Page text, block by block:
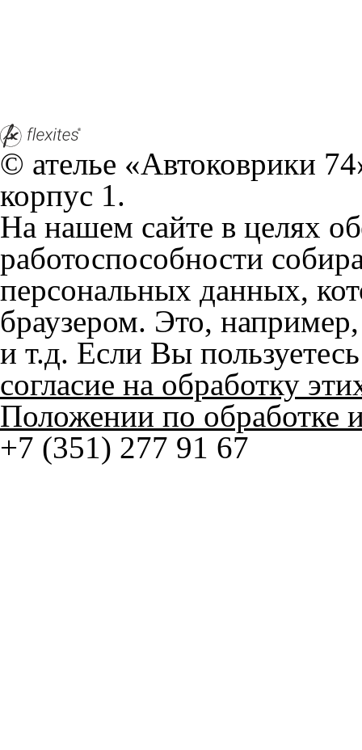
персональных данных,
браузером. Это,
и т.д. Если Вы
согласие на обработку
Положении по обработке
+7 (351) 277 91 67